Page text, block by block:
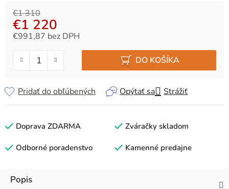
€1 310
€1 220
€991,87 bez DPH
DO KOŠÍKA
Opýtať sa Strážiť
Pridať do obľúbených
Doprava ZDARMA Zváračky skladom
Odborné poradenstvo Kamenné predajne
Popis